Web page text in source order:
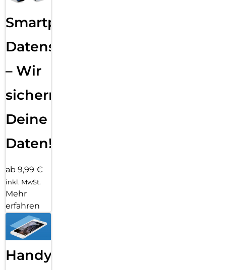
Smartphone
Datensicherung
– Wir
sichern
Deine
Daten!
ab 9,99 €
inkl. MwSt.
Mehr
erfahren
Handy